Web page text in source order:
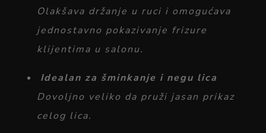
Olakšava držanje u ruci i omogućava
jednostavno pokazivanje frizure
klijentima u salonu.
Idealan za šminkanje i negu lica
Dovoljno veliko da pruži jasan prikaz
celog lica.